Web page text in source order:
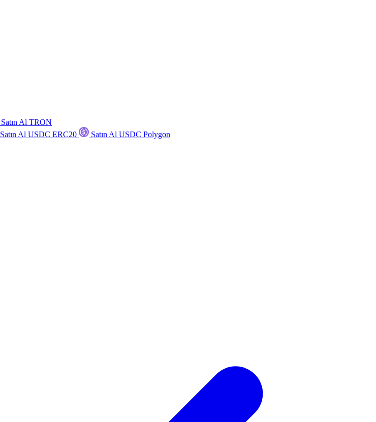
Satın Al TRON
Satın Al USDC ERC20
Satın Al USDC Polygon